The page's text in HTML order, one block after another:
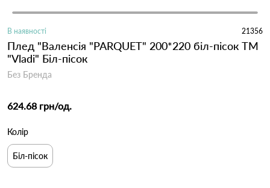
В наявності 21356
Плед "Валенсія "PARQUET" 200*220 біл-пісок ТМ
"Vladi" Біл-пісок
Без Бренда
624.68 грн/од.
Колір
Біл-пісок